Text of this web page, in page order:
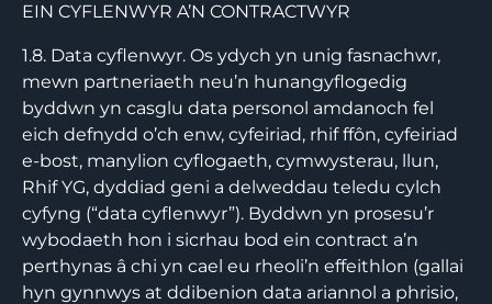
EIN CYFLENWYR A’N CONTRACTWYR
1.8. Data cyflenwyr. Os ydych yn unig fasnachwr,
mewn partneriaeth neu’n hunangyflogedig
byddwn yn casglu data personol amdanoch fel
eich defnydd o’ch enw, cyfeiriad, rhif ffôn, cyfeiriad
e-bost, manylion cyflogaeth, cymwysterau, llun,
Rhif YG, dyddiad geni a delweddau teledu cylch
cyfyng (“data cyflenwyr”). Byddwn yn prosesu’r
wybodaeth hon i sicrhau bod ein contract a’n
perthynas â chi yn cael eu rheoli’n effeithlon (gallai
hyn gynnwys at ddibenion data ariannol a phrisio,